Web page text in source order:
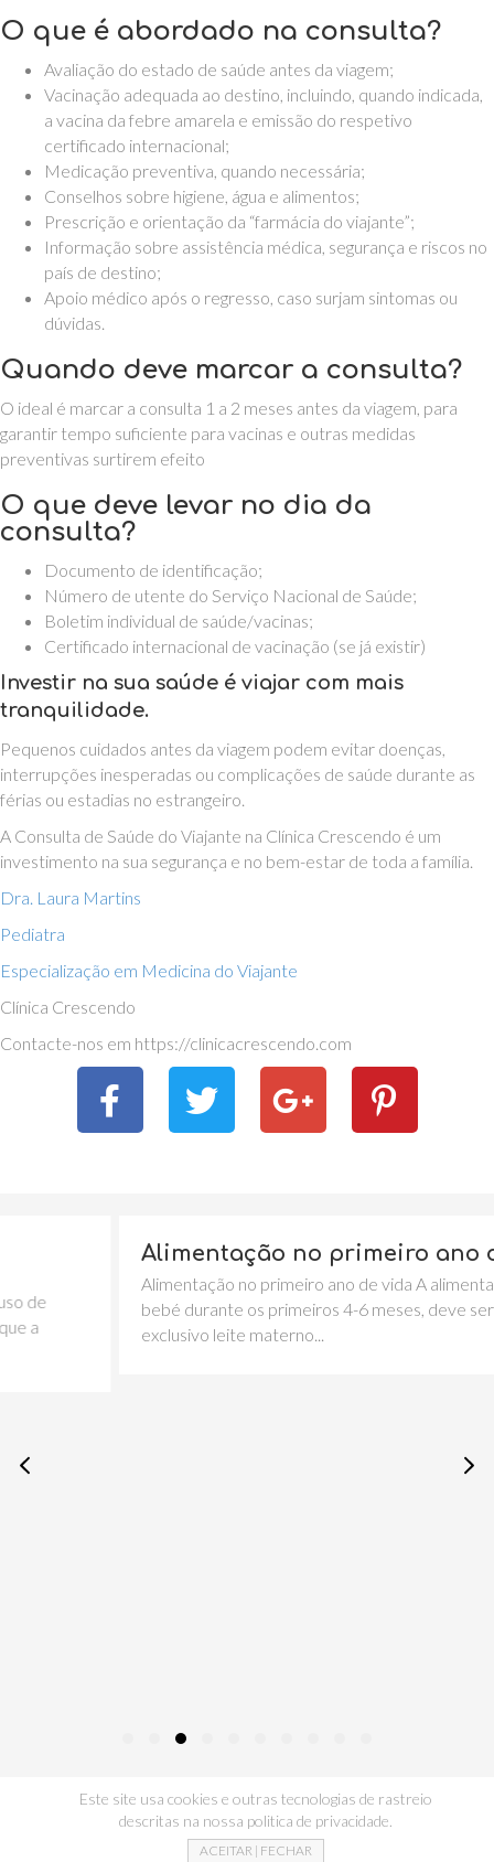
O que é abordado na consulta?
Avaliação do estado de saúde antes da viagem;
Vacinação adequada ao destino, incluindo, quando indicada,
a vacina da febre amarela e emissão do respetivo
certificado internacional;
Medicação preventiva, quando necessária;
Conselhos sobre higiene, água e alimentos;
Prescrição e orientação da “farmácia do viajante”;
Informação sobre assistência médica, segurança e riscos no
país de destino;
Apoio médico após o regresso, caso surjam sintomas ou
dúvidas.
Quando deve marcar a consulta?
O ideal é marcar a consulta 1 a 2 meses antes da viagem, para
garantir tempo suficiente para vacinas e outras medidas
preventivas surtirem efeito
O que deve levar no dia da
consulta?
Documento de identificação;
Número de utente do Serviço Nacional de Saúde;
Boletim individual de saúde/vacinas;
Certificado internacional de vacinação (se já existir)
Investir na sua saúde é viajar com mais
tranquilidade.
Pequenos cuidados antes da viagem podem evitar doenças,
interrupções inesperadas ou complicações de saúde durante as
férias ou estadias no estrangeiro.
A Consulta de Saúde do Viajante na Clínica Crescendo é um
investimento na sua segurança e no bem-estar de toda a família.
Dra. Laura Martins
Pediatra
Especialização em Medicina do Viajante
Clínica Crescendo
Contacte-nos em https://clinicacrescendo.com
Alimentação no primeiro ano de vida
Alimentação no primeiro ano de vida A alimentação do
bebé durante os primeiros 4-6 meses, deve ser em
exclusivo leite materno...
Este site usa cookies e outras tecnologias de rastreio
descritas na nossa politica de privacidade.
ACEITAR | FECHAR